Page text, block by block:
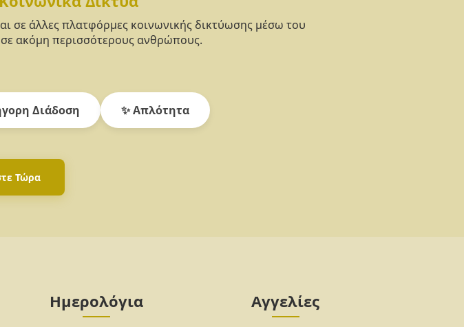
σε άλλες πλατφόρμες κοινωνικής δικτύωσης μέσω του
ακόμη περισσότερους ανθρώπους.
Διάδοση ✨ Απλότητα
Τώρα
Ημερολόγια Αγγελίες